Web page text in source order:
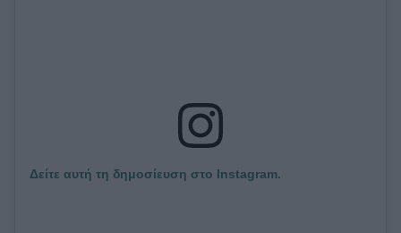
Δείτε αυτή τη δημοσίευση στο Instagram.